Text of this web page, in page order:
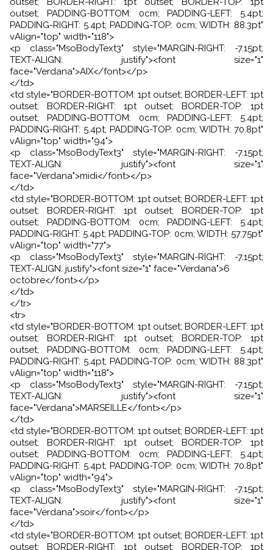
outset; PADDING-BOTTOM: 0cm; PADDING-LEFT: 5.4pt;
PADDING-RIGHT: 5.4pt; PADDING-TOP: 0cm; WIDTH: 88.3pt"
vAlign="top" width="118">
<p class="MsoBodyText3" style="MARGIN-RIGHT: -7.15pt;
TEXT-ALIGN: justify"><font size="1"
face="Verdana">AIX</font></p>
</td>
<td style="BORDER-BOTTOM: 1pt outset; BORDER-LEFT: 1pt
outset; BORDER-RIGHT: 1pt outset; BORDER-TOP: 1pt
outset; PADDING-BOTTOM: 0cm; PADDING-LEFT: 5.4pt;
PADDING-RIGHT: 5.4pt; PADDING-TOP: 0cm; WIDTH: 70.8pt"
vAlign="top" width="94">
<p class="MsoBodyText3" style="MARGIN-RIGHT: -7.15pt;
TEXT-ALIGN: justify"><font size="1"
face="Verdana">midi</font></p>
</td>
<td style="BORDER-BOTTOM: 1pt outset; BORDER-LEFT: 1pt
outset; BORDER-RIGHT: 1pt outset; BORDER-TOP: 1pt
outset; PADDING-BOTTOM: 0cm; PADDING-LEFT: 5.4pt;
PADDING-RIGHT: 5.4pt; PADDING-TOP: 0cm; WIDTH: 57.75pt"
vAlign="top" width="77">
<p class="MsoBodyText3" style="MARGIN-RIGHT: -7.15pt;
TEXT-ALIGN: justify"><font size="1" face="Verdana">6
octobre</font></p>
</td>
</tr>
<tr>
<td style="BORDER-BOTTOM: 1pt outset; BORDER-LEFT: 1pt
outset; BORDER-RIGHT: 1pt outset; BORDER-TOP: 1pt
outset; PADDING-BOTTOM: 0cm; PADDING-LEFT: 5.4pt;
PADDING-RIGHT: 5.4pt; PADDING-TOP: 0cm; WIDTH: 88.3pt"
vAlign="top" width="118">
<p class="MsoBodyText3" style="MARGIN-RIGHT: -7.15pt;
TEXT-ALIGN: justify"><font size="1"
face="Verdana">MARSEILLE</font></p>
</td>
<td style="BORDER-BOTTOM: 1pt outset; BORDER-LEFT: 1pt
outset; BORDER-RIGHT: 1pt outset; BORDER-TOP: 1pt
outset; PADDING-BOTTOM: 0cm; PADDING-LEFT: 5.4pt;
PADDING-RIGHT: 5.4pt; PADDING-TOP: 0cm; WIDTH: 70.8pt"
vAlign="top" width="94">
<p class="MsoBodyText3" style="MARGIN-RIGHT: -7.15pt;
TEXT-ALIGN: justify"><font size="1"
face="Verdana">soir</font></p>
</td>
<td style="BORDER-BOTTOM: 1pt outset; BORDER-LEFT: 1pt
outset; BORDER-RIGHT: 1pt outset; BORDER-TOP: 1pt